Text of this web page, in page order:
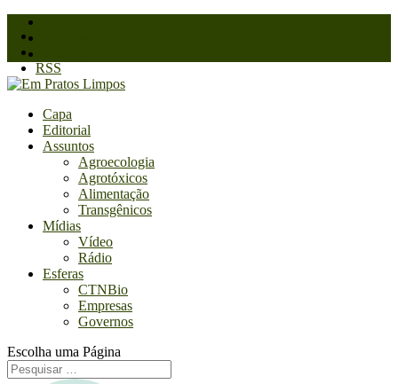
RSS
Capa
Editorial
Assuntos
Agroecologia
Agrotóxicos
Alimentação
Transgênicos
Mídias
Vídeo
Rádio
Esferas
CTNBio
Empresas
Governos
Escolha uma Página